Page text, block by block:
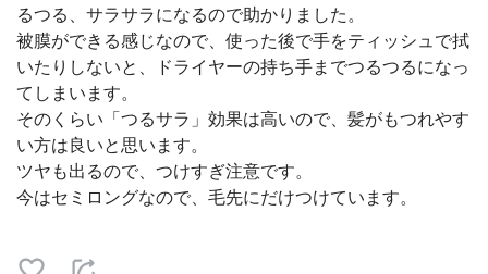
るつる、サラサラになるので助かりました。
被膜ができる感じなので、使った後で手をティッシュで拭
いたりしないと、ドライヤーの持ち手までつるつるになっ
てしまいます。
そのくらい「つるサラ」効果は高いので、髪がもつれやす
い方は良いと思います。
ツヤも出るので、つけすぎ注意です。
今はセミロングなので、毛先にだけつけています。